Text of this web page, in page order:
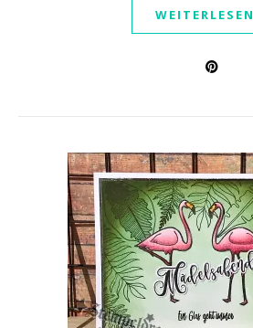
WEITERLESEN